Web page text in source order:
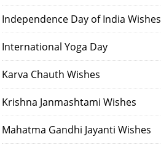
Independence Day of India Wishes
International Yoga Day
Karva Chauth Wishes
Krishna Janmashtami Wishes
Mahatma Gandhi Jayanti Wishes